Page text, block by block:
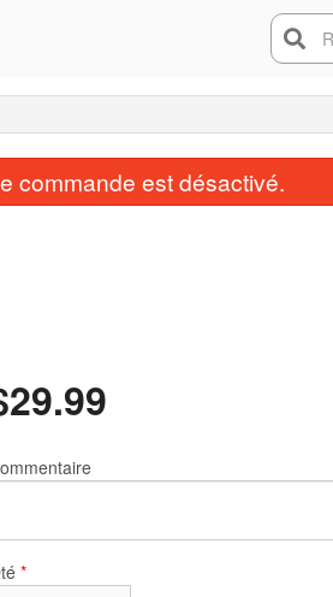
commande est désactivé.
29.99
*